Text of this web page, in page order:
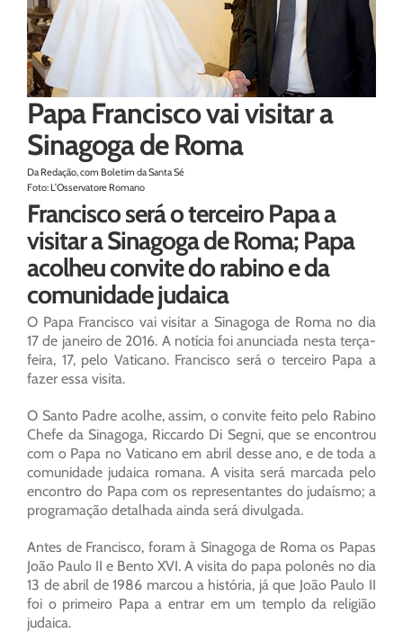
Papa Francisco vai visitar a
Sinagoga de Roma
Da Redação, com Boletim da Santa Sé
Foto: L’Osservatore Romano
Francisco será o terceiro Papa a
visitar a Sinagoga de Roma; Papa
acolheu convite do rabino e da
comunidade judaica
O Papa Francisco vai visitar a Sinagoga de Roma no dia
17 de janeiro de 2016. A notícia foi anunciada nesta terça-
feira, 17, pelo Vaticano. Francisco será o terceiro Papa a
fazer essa visita.
O Santo Padre acolhe, assim, o convite feito pelo Rabino
Chefe da Sinagoga, Riccardo Di Segni, que se encontrou
com o Papa no Vaticano em abril desse ano, e de toda a
comunidade judaica romana. A visita será marcada pelo
encontro do Papa com os representantes do judaísmo; a
programação detalhada ainda será divulgada.
Antes de Francisco, foram à Sinagoga de Roma os Papas
João Paulo II e Bento XVI. A visita do papa polonês no dia
13 de abril de 1986 marcou a história, já que João Paulo II
foi o primeiro Papa a entrar em um templo da religião
judaica.